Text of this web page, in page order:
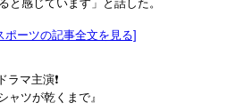
と感じています」と話した。
ポーツの記事全文を見る]
マ主演❗️
ャツが乾くまで』